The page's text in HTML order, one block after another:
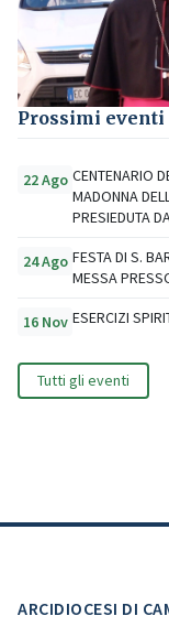
Prossimi eventi
22 Ago CENTENARIO
MADONNA
PRESIEDUTA
24 Ago FESTA DI S.
MESSA
16 Nov ESERCIZI
Tutti gli eventi
ARCIDIOCESI DI